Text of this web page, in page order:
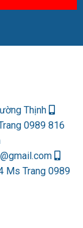
Thịnh
0989 816
Ms Trang 0989